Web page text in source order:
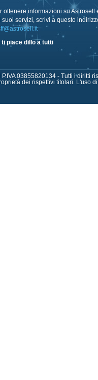
ottenere informazioni su Astrosell
suoi servizi, scrivi a questo
ti piace dillo a tutti
03855820134 - Tutti i diritti
dei rispettivi titolari. L'uso